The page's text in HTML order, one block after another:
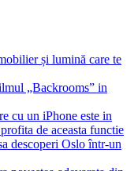
și lumină care te
„Backrooms” in
cu un iPhone este in
de aceasta functie
descoperi Oslo într-un